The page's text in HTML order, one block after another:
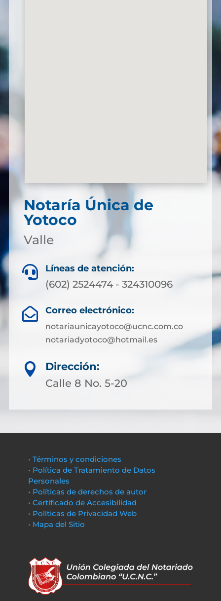
Notaría Única de
Yotoco
Valle
 Líneas de atención:
(602) 2524474 - 324310096
 Correo electrónico:
notariaunicayotoco@ucnc.com.co
notariadyotoco@hotmail.es

Dirección:
Calle 8 No. 5-20
• Términos y condiciones
• Política de Tratamiento de Datos
Personales
• Políticas de derechos de autor
• Certificado de Accesibilidad
• Políticas de Privacidad Web
• Mapa del Sitio